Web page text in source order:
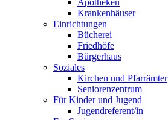
Apotheken
Krankenhäuser
Einrichtungen
Bücherei
Friedhöfe
Bürgerhaus
Soziales
Kirchen und Pfarrämter
Seniorenzentrum
Für Kinder und Jugend
Jugendreferent/in